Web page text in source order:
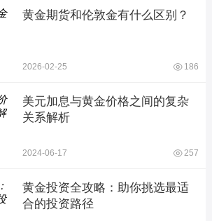
黄金期货和伦敦金有什么区别？
2026-02-25 186
美元加息与黄金价格之间的复杂
关系解析
2024-06-17 257
黄金投资全攻略：助你挑选最适
合的投资路径